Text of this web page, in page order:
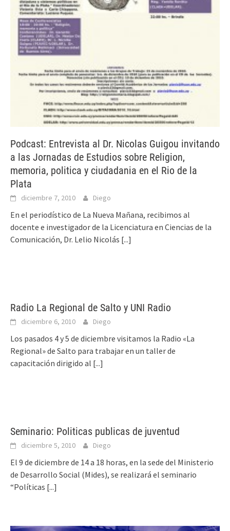
Podcast: Entrevista al Dr. Nicolas Guigou invitando
a las Jornadas de Estudios sobre Religion,
memoria, politica y ciudadania en el Rio de la
Plata
diciembre 7, 2010 Diego
En el periodístico de La Nueva Mañana, recibimos al
docente e investigador de la Licenciatura en Ciencias de la
Comunicación, Dr. Lelio Nicolás [...]
Radio La Regional de Salto y UNI Radio
diciembre 6, 2010 Diego
Los pasados 4 y 5 de diciembre visitamos la Radio «La
Regional» de Salto para trabajar en un taller de
capacitación dirigido al [...]
Seminario: Politicas publicas de juventud
diciembre 5, 2010 Diego
El 9 de diciembre de 14 a 18 horas, en la sede del Ministerio
de Desarrollo Social (Mides), se realizará el seminario
“Políticas [...]